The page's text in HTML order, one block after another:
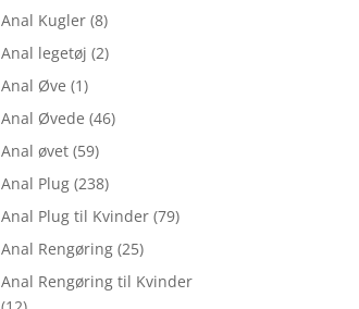
Anal Kugler (8)
Anal legetøj (2)
Anal Øve (1)
Anal Øvede (46)
Anal øvet (59)
Anal Plug (238)
Anal Plug til Kvinder (79)
Anal Rengøring (25)
Anal Rengøring til Kvinder